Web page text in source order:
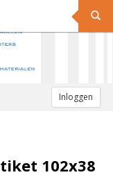
Inloggen
102x38